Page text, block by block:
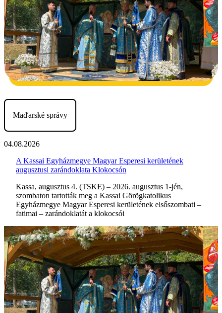
Maďarské správy
04.08.2026
A Kassai Egyházmegye Magyar Esperesi kerületének
augusztusi zarándoklata Klokocsón
Kassa, augusztus 4. (TSKE) – 2026. augusztus 1-jén,
szombaton tartották meg a Kassai Görögkatolikus
Egyházmegye Magyar Esperesi kerületének elsőszombati –
fatimai – zarándoklatát a klokocsói